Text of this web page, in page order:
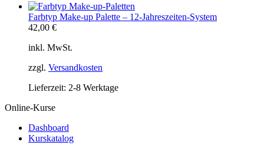
Farbtyp Make-up Palette – 12-Jahreszeiten-System
42,00 €
inkl. MwSt.
zzgl. Versandkosten
Lieferzeit: 2-8 Werktage
Online-Kurse
Dashboard
Kurskatalog